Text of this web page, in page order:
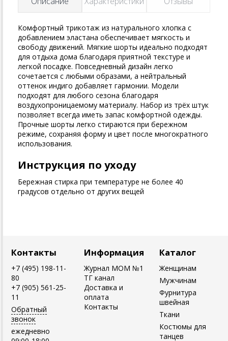
Комфортный трикотаж из натурального хлопка с
добавлением эластана обеспечивает мягкость и
свободу движений. Мягкие шорты идеально подходят
для отдыха дома благодаря приятной текстуре и
легкой посадке. Повседневный дизайн легко
сочетается с любыми образами, а нейтральный
оттенок индиго добавляет гармонии. Модели
подходят для любого сезона благодаря
воздухопроницаемому материалу. Набор из трёх штук
позволяет всегда иметь запас комфортной одежды.
Прочные шорты легко стираются при бережном
режиме, сохраняя форму и цвет после многократного
использования.
Инструкция по уходу
Бережная стирка при температуре не более 40
градусов отдельно от других вещей
Контакты
+7 (495) 198-11-
80
+7 (905) 561-25-
11
Обратный
звонок
ежедневно
Информация
Журнал MOM №1
ТГ канал
Доставка и
оплата
Контакты
Каталог
Женщинам
Мужчинам
Фурнитура
швейная
Ткани
Костюмы для
танцев